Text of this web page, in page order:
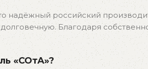
надёжный российский
Благодаря
«СОтА»?